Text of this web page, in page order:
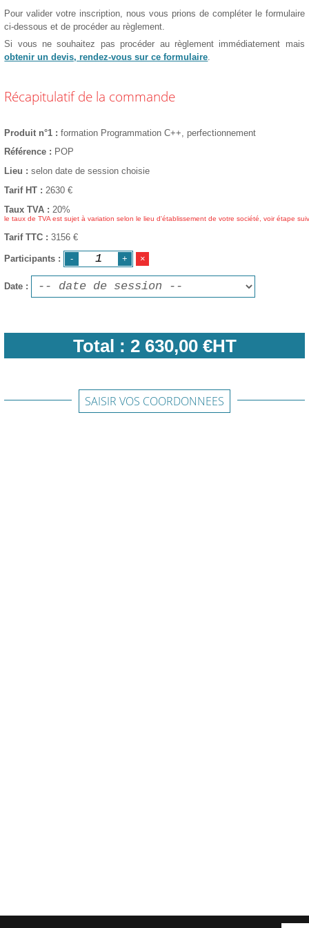
Pour valider votre inscription, nous vous prions de compléter le formulaire
ci-dessous et de procéder au règlement.
Si vous ne souhaitez pas procéder au règlement immédiatement mais
obtenir un devis, rendez-vous sur ce formulaire
Récapitulatif de la commande
Produit n°1
formation Programmation C++, perfectionnement
Référence
POP
Lieu
selon date de session choisie
Tarif HT
2630 €
Taux TVA
20%
le taux de TVA est sujet à variation selon le lieu d'établissement de votre société, voir étape
Tarif TTC 3156 €
Participants
Date
Total : 2 630,00 €HT
SAISIR VOS COORDONNEES